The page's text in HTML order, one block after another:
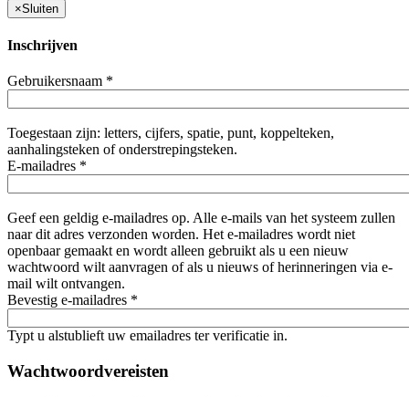
×Sluiten
Inschrijven
Gebruikersnaam *
Toegestaan zijn: letters, cijfers, spatie, punt, koppelteken,
aanhalingsteken of onderstrepingsteken.
E-mailadres *
Geef een geldig e-mailadres op. Alle e-mails van het systeem zullen
naar dit adres verzonden worden. Het e-mailadres wordt niet
openbaar gemaakt en wordt alleen gebruikt als u een nieuw
wachtwoord wilt aanvragen of als u nieuws of herinneringen via e-
mail wilt ontvangen.
Bevestig e-mailadres *
Typt u alstublieft uw emailadres ter verificatie in.
Wachtwoordvereisten